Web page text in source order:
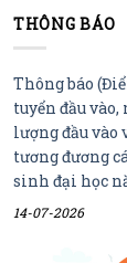
THÔNG BÁO
Thông báo
tuyển đầu
lượng đầu vào
tương đương
sinh đại học
14-07-2026